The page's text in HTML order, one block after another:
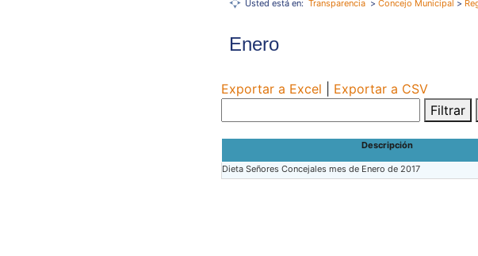
Usted está en: Transparencia > Concejo Municipal >
Enero
Exportar a Excel
Exportar a CSV
Filtrar
Descripción
Dieta Señores Concejales mes de Enero de 2017